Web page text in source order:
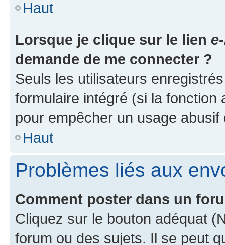
Haut
Lorsque je clique sur le lien
demande de me connecter ?
Seuls les utilisateurs
formulaire intégré (si la fonction
pour empêcher un usage
Haut
Problèmes liés aux
Comment poster dans un
Cliquez sur le bouton adéquat
forum ou des sujets. Il se peut